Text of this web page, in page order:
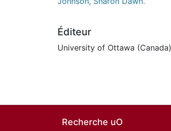
Éditeur
University of Ottawa (Canada)
Recherche uO